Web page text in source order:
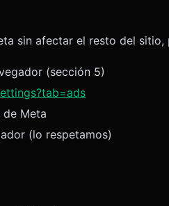
sin afectar el resto del sitio,
(sección 5)
Meta
(lo respetamos)